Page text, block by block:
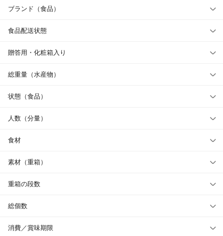
ブランド（食品）
食品配送状態
贈答用・化粧箱入り
総重量（水産物）
状態（食品）
人数（分量）
食材
素材（重箱）
重箱の段数
総個数
消費／賞味期限